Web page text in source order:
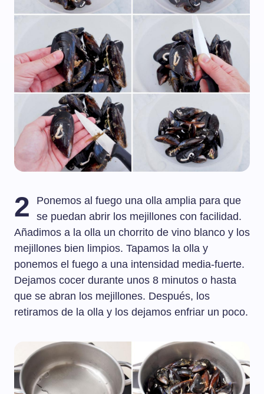
2
Ponemos al fuego una olla amplia para que
se puedan abrir los mejillones con facilidad.
Añadimos a la olla un chorrito de vino blanco y los
mejillones bien limpios. Tapamos la olla y
ponemos el fuego a una intensidad media-fuerte.
Dejamos cocer durante unos 8 minutos o hasta
que se abran los mejillones. Después, los
retiramos de la olla y los dejamos enfriar un poco.